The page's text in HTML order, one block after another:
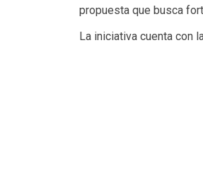
propuesta que busca
La iniciativa cuenta con